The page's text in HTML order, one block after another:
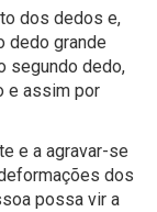
dos dedos e,
dedo grande
segundo dedo,
e assim por
e a agravar-se
dos
possa vir a